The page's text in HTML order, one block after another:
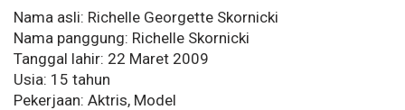
Nama asli: Richelle Georgette Skornicki
Nama panggung: Richelle Skornicki
Tanggal lahir: 22 Maret 2009
Usia: 15 tahun
Pekerjaan: Aktris, Model